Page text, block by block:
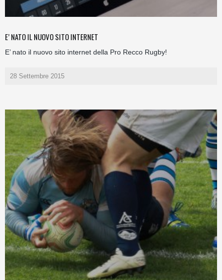
E’ NATO IL NUOVO SITO INTERNET
E’ nato il nuovo sito internet della Pro Recco Rugby!
28 Settembre 2015